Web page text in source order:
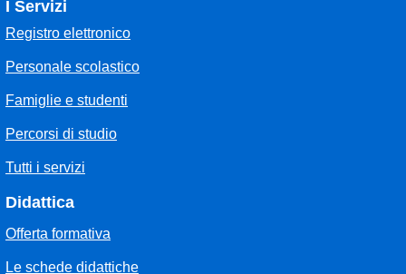
I Servizi
Registro elettronico
Personale scolastico
Famiglie e studenti
Percorsi di studio
Tutti i servizi
Didattica
Offerta formativa
Le schede didattiche